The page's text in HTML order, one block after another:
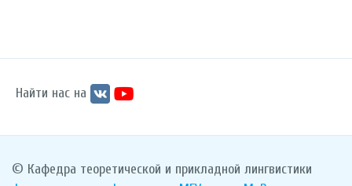
Найти нас на
© Кафедра теоретической и прикладной лингвистики